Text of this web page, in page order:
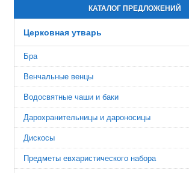
КАТАЛОГ ПРЕДЛОЖЕНИЙ
Церковная утварь
Бра
Венчальные венцы
Водосвятные чаши и баки
Дарохранительницы и дароносицы
Дискосы
Предметы евхаристического набора